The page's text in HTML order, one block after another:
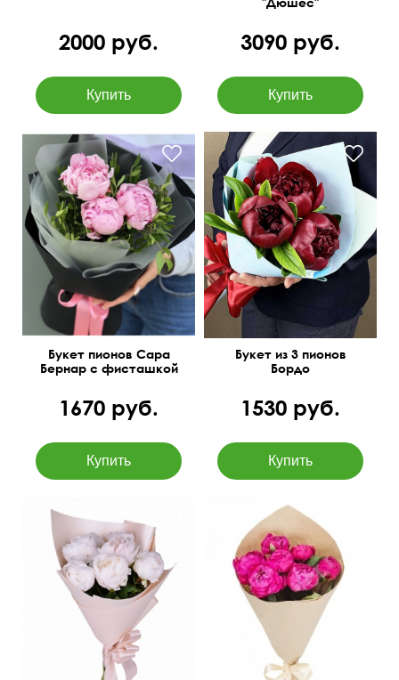
2000 руб. 3090 руб.
С оформлением
Букет пионов Сара
Бернар с фисташкой
1670 руб.
Букет из 3 пионов
Бордо
1530 руб.
45 см 30 см